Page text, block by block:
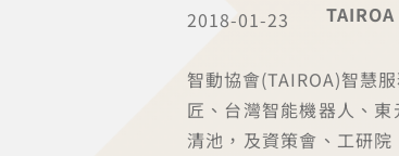
2018-01-23 TAIROA
智動協會(TAIROA)智慧
匠、台灣智能機器人、
清池，及資策會、工研